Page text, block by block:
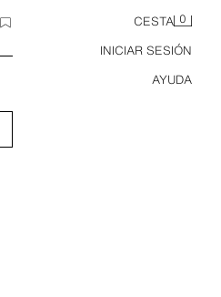
CESTA 0
INICIAR SESIÓN
AYUDA